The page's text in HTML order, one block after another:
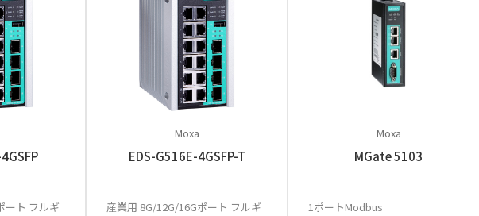
ート フルギ
Moxa
EDS-G516E-4GSFP-T
産業用 8G/12G/16Gポート フルギ
Moxa
MGate 5103
1ポートModbus